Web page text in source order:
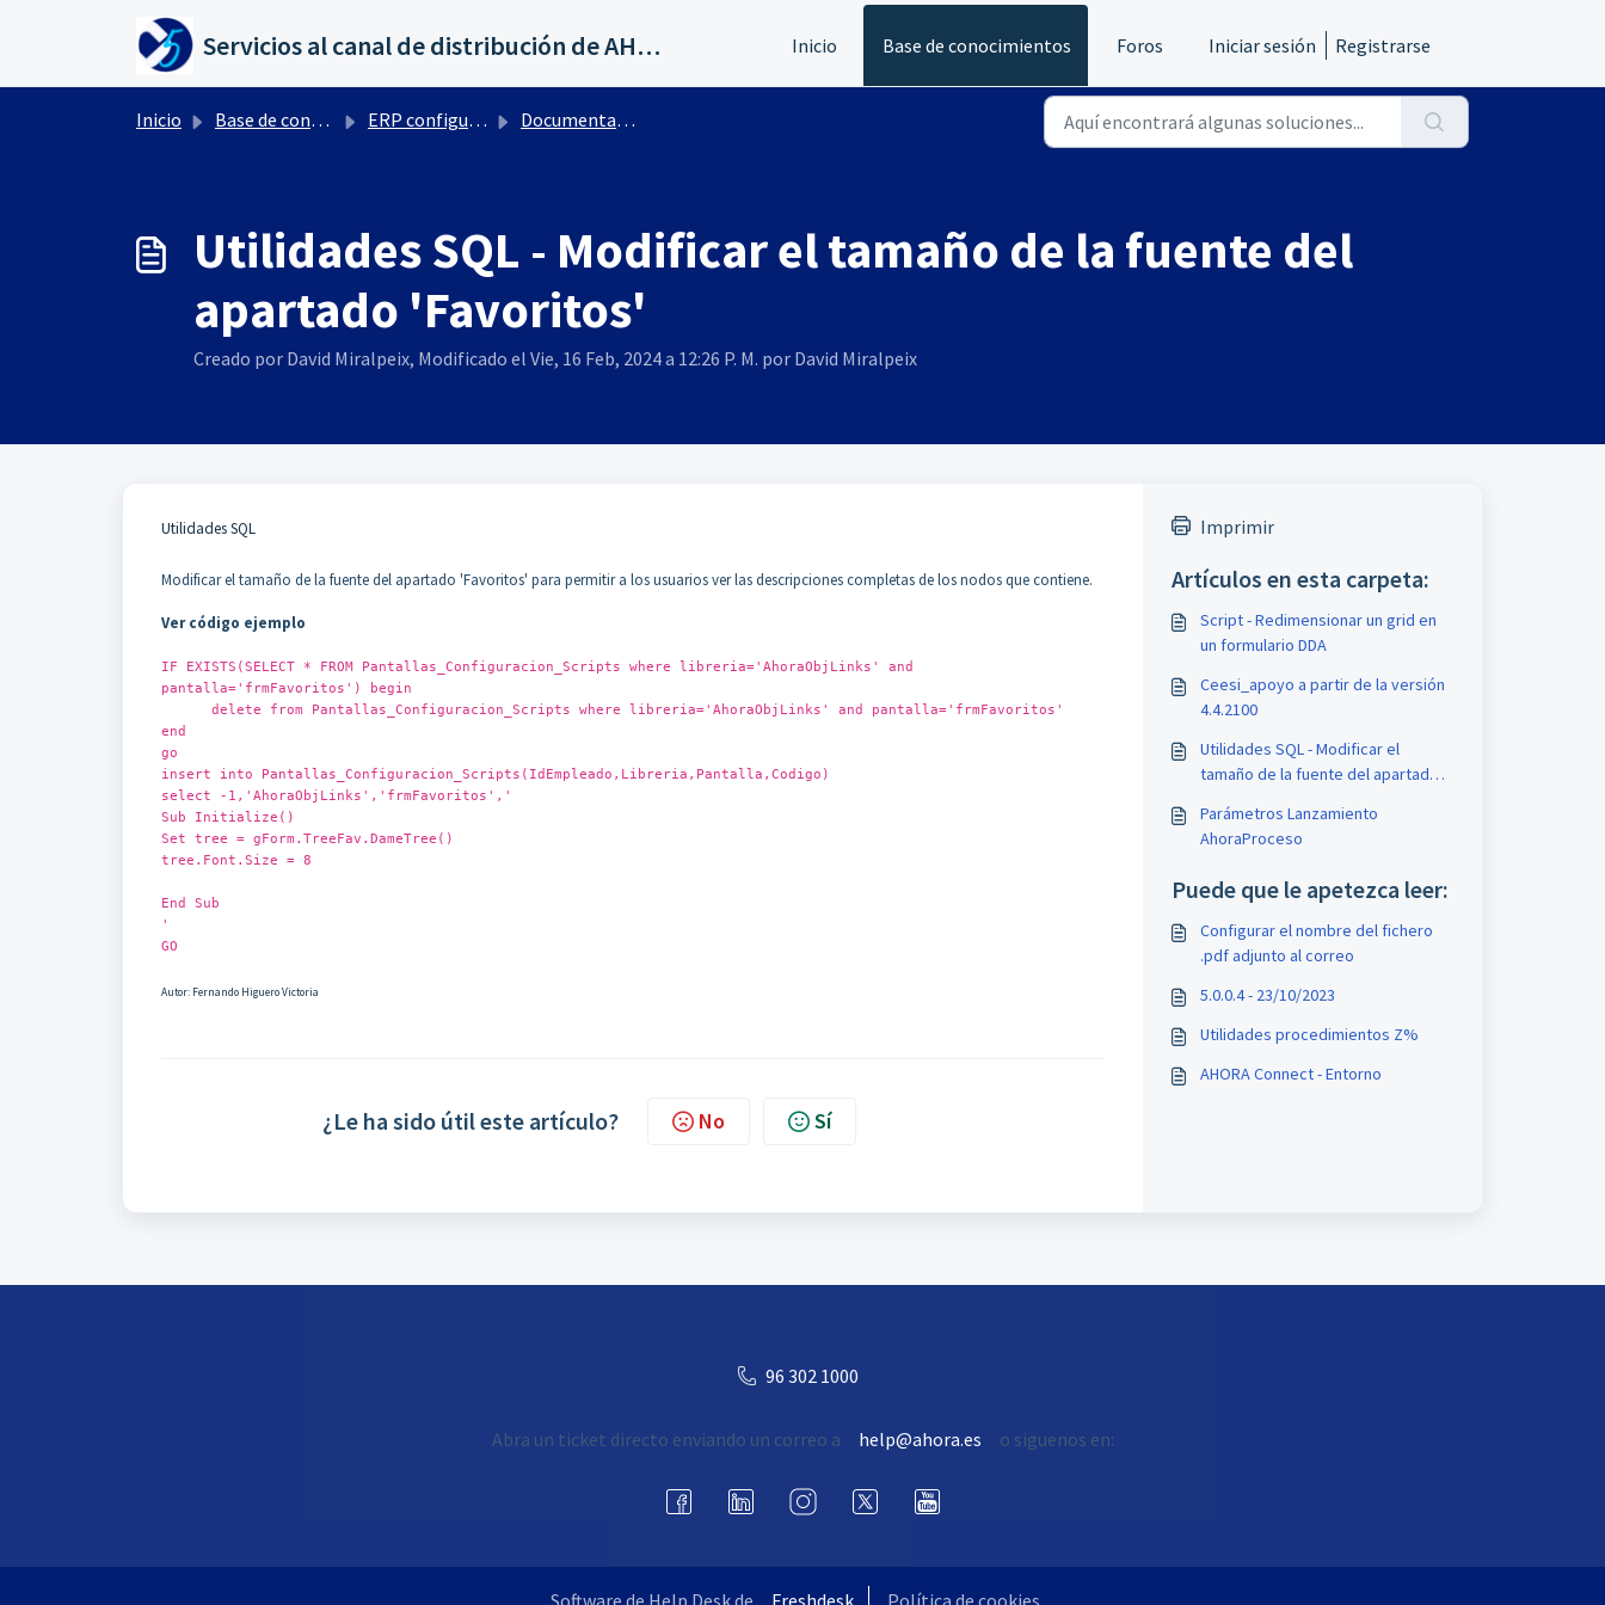
Servicios al canal de distribución de AHORA Inicio Base de conocimientos Foros Iniciar sesión Registrarse
Inicio Base de conocimientos ERP configuración por Ctrl+ F10 Documentación versiones anteriores
Utilidades SQL - Modificar el tamaño de la fuente del
apartado 'Favoritos'
Creado por David Miralpeix, Modificado el Vie, 16 Feb, 2024 a 12:26 P. M. por David Miralpeix
Utilidades SQL
Modificar el tamaño de la fuente del apartado 'Favoritos' para permitir a los usuarios ver las descripciones completas de los nodos que contiene.
Ver código ejemplo
IF EXISTS(SELECT * FROM Pantallas_Configuracion_Scripts where libreria='AhoraObjLinks' and
pantalla='frmFavoritos') begin
delete from Pantallas_Configuracion_Scripts where libreria='AhoraObjLinks' and pantalla='frmFavoritos'
end
go
insert into Pantallas_Configuracion_Scripts(IdEmpleado,Libreria,Pantalla,Codigo)
select -1,'AhoraObjLinks','frmFavoritos','
Sub Initialize()
Set tree = gForm.TreeFav.DameTree()
tree.Font.Size = 8
End Sub
'
GO
Autor: Fernando Higuero Victoria
¿Le ha sido útil este artículo? No Sí
Imprimir
Artículos en esta carpeta:
Script - Redimensionar un grid en
un formulario DDA
Ceesi_apoyo a partir de la versión
4.4.2100
Utilidades SQL - Modificar el
tamaño de la fuente del apartado
Parámetros Lanzamiento
AhoraProceso
Puede que le apetezca leer:
Configurar el nombre del fichero
.pdf adjunto al correo
5.0.0.4 - 23/10/2023
Utilidades procedimientos Z%
AHORA Connect - Entorno
96 302 1000
Abra un ticket directo enviando un correo a help@ahora.es o siguenos en:
Software de Help Desk de Freshdesk Política de cookies